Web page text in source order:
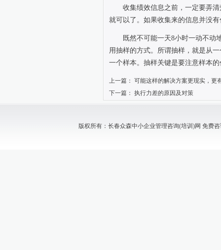
收集绩效信息之前，一定要弄
就可以了。如果收集来的信息并没
既然不可能一天8小时一动不动
用抽样的方式。所谓抽样，就是从
一个样本。抽样关键是要注意样本
上一篇： 可能这样的解决方案更现实，更
下一篇： 执行力差的原因及对策
版权所有：长春众森中小企业管理咨询(培训)网 免费咨